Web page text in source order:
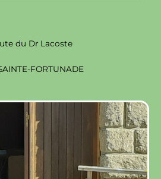
du Dr Lacoste
FORTUNADE